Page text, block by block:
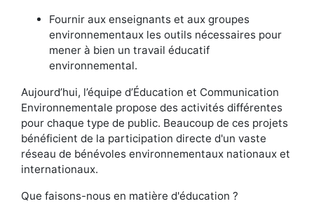
Fournir aux enseignants et aux groupes
environnementaux les outils nécessaires pour
mener à bien un travail éducatif
environnemental.
Aujourd’hui, l’équipe d’Éducation et Communication
Environnementale propose des activités différentes
pour chaque type de public. Beaucoup de ces projets
bénéficient de la participation directe d'un vaste
réseau de bénévoles environnementaux nationaux et
internationaux.
Que faisons-nous en matière d'éducation ?